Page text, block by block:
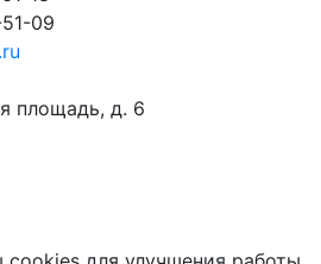
09
площадь, д. 6